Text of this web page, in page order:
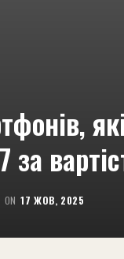
за
ON 17 ЖОВ, 2025